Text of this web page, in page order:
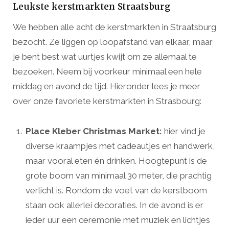
Leukste kerstmarkten Straatsburg
We hebben alle acht de kerstmarkten in Straatsburg
bezocht. Ze liggen op loopafstand van elkaar, maar
je bent best wat uurtjes kwijt om ze allemaal te
bezoeken. Neem bij voorkeur minimaal een hele
middag en avond de tijd. Hieronder lees je meer
over onze favoriete kerstmarkten in Strasbourg:
Place Kleber Christmas Market: hier vind je
diverse kraampjes met cadeautjes en handwerk,
maar vooral eten én drinken. Hoogtepunt is de
grote boom van minimaal 30 meter, die prachtig
verlicht is. Rondom de voet van de kerstboom
staan ook allerlei decoraties. In de avond is er
ieder uur een ceremonie met muziek en lichtjes